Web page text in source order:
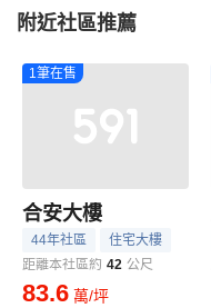
附近社區推薦
1筆在售
合安大樓
44年社區
住宅大樓
距離本社區約 42 公尺
83.6 萬/坪